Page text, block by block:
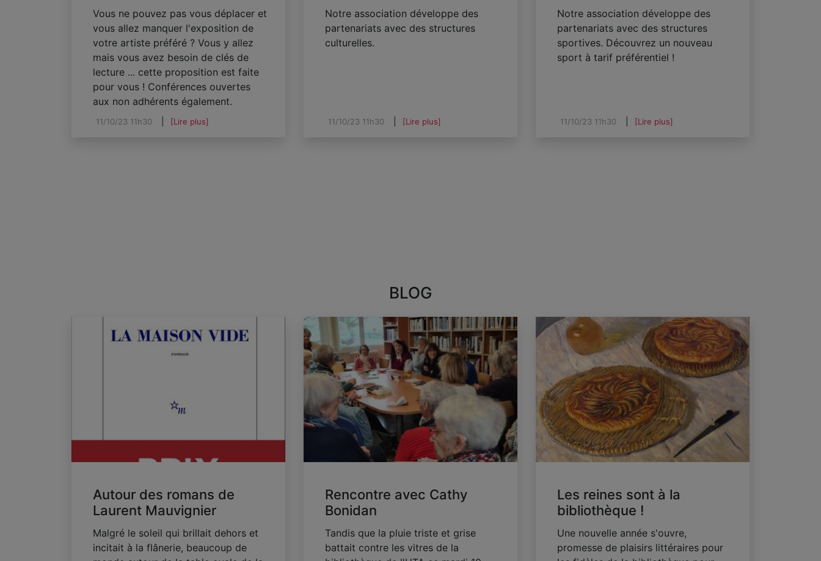
Vous ne pouvez pas vous déplacer et
vous allez manquer l'exposition de
votre artiste préféré ? Vous y allez
mais vous avez besoin de clés de
lecture ... cette proposition est faite
pour vous ! Conférences ouvertes
aux non adhérents également.
11/10/23 11h30 [Lire plus]
Notre association développe des
partenariats avec des structures
culturelles.
11/10/23 11h30 [Lire plus]
Notre association développe des
partenariats avec des structures
sportives. Découvrez un nouveau
sport à tarif préférentiel !
11/10/23 11h30 [Lire plus]
BLOG
Autour des romans de
Laurent Mauvignier
Malgré le soleil qui brillait dehors et
incitait à la flânerie, beaucoup de
Rencontre avec Cathy
Bonidan
Tandis que la pluie triste et grise
battait contre les vitres de la
Les reines sont à la
bibliothèque !
Une nouvelle année s'ouvre,
promesse de plaisirs littéraires pour